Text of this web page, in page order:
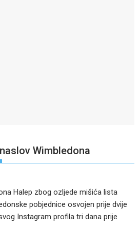
Wimbledona
Halep zbog ozljede mišića lista
pobjednice osvojen prije dvije
Instagram profila tri dana prije